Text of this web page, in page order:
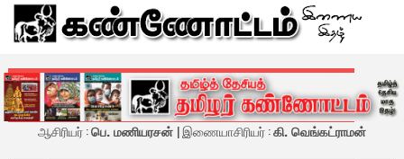
கண்ணோட்டம் - இணைய இதழ்
ஆசிரியர் :பெ. மணியரசன் | இணையாசிரியர் :கி. வெங்கட்ராமன்